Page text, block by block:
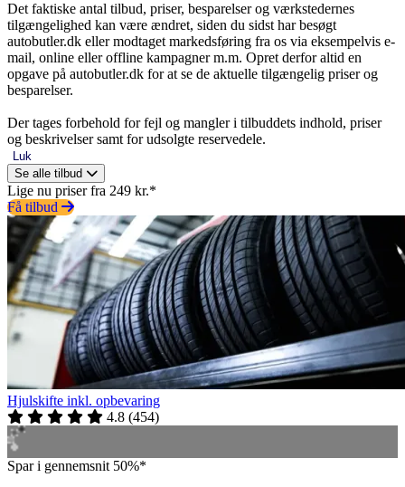
Det faktiske antal tilbud, priser, besparelser og værkstedernes
tilgængelighed kan være ændret, siden du sidst har besøgt
autobutler.dk eller modtaget markedsføring fra os via eksempelvis e-
mail, online eller offline kampagner m.m. Opret derfor altid en
opgave på autobutler.dk for at se de aktuelle tilgængelig priser og
besparelser.
Der tages forbehold for fejl og mangler i tilbuddets indhold, priser
og beskrivelser samt for udsolgte reservedele.
Luk
Se alle tilbud
Lige nu priser fra 249 kr.*
Få tilbud
Hjulskifte inkl. opbevaring
4.8 (454)
Spar i gennemsnit 50%*